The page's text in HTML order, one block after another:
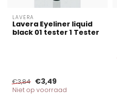
LAVERA
Lavera Eyeliner liquid
black 01 tester 1 Tester
€3,84 €3,49
Niet op voorraad